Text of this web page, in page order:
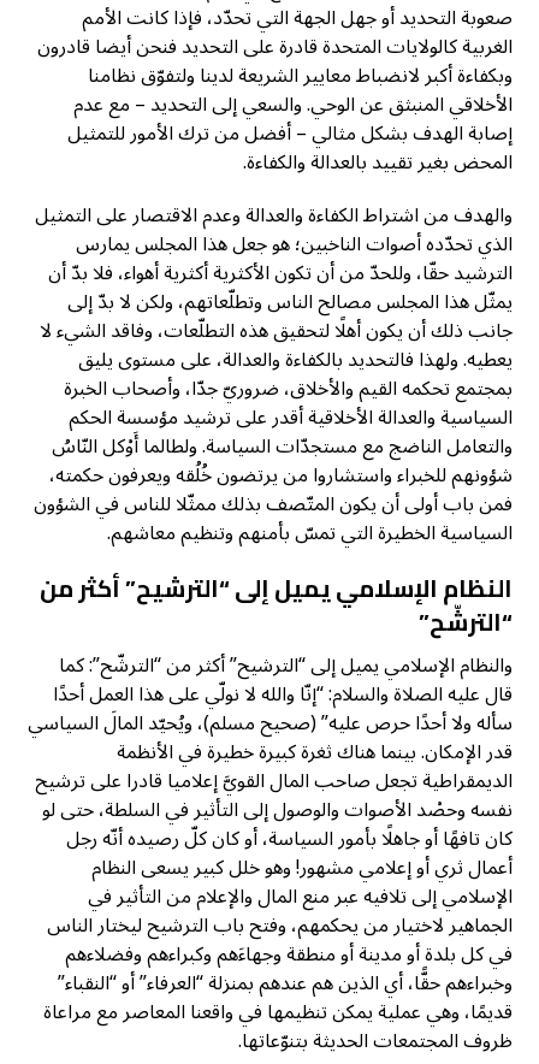
صعوبة التحديد أو جهل الجهة التي تحدّد، فإذا كانت الأمم
الغربية كالولايات المتحدة قادرة على التحديد فنحن أيضا قادرون
وبكفاءة أكبر لانضباط معايير الشريعة لدينا ولتفوّق نظامنا
الأخلاقي المنبثق عن الوحي. والسعي إلى التحديد – مع عدم
إصابة الهدف بشكل مثالي – أفضل من ترك الأمور للتمثيل
المحض بغير تقييد بالعدالة والكفاءة.
والهدف من اشتراط الكفاءة والعدالة وعدم الاقتصار على التمثيل
الذي تحدّده أصوات الناخبين؛ هو جعل هذا المجلس يمارس
الترشيد حقّا، وللحدّ من أن تكون الأكثرية أكثرية أهواء، فلا بدّ أن
يمثّل هذا المجلس مصالح الناس وتطلّعاتهم، ولكن لا بدّ إلى
جانب ذلك أن يكون أهلًا لتحقيق هذه التطلّعات، وفاقد الشيء لا
يعطيه. ولهذا فالتحديد بالكفاءة والعدالة، على مستوى يليق
بمجتمع تحكمه القيم والأخلاق، ضروريّ جدّا، وأصحاب الخبرة
السياسية والعدالة الأخلاقية أقدر على ترشيد مؤسسة الحكم
والتعامل الناضج مع مستجدّات السياسة. ولطالما أَوْكل النّاسُ
شؤونهم للخبراء واستشاروا من يرتضون خُلُقه ويعرفون حكمته،
فمن باب أولى أن يكون المتّصف بذلك ممثّلا للناس في الشؤون
السياسية الخطيرة التي تمسّ بأمنهم وتنظيم معاشهم.
النظام الإسلامي يميل إلى “الترشيح” أكثر من
“الترشّح”
والنظام الإسلامي يميل إلى “الترشيح” أكثر من “الترشّح”: كما
قال عليه الصلاة والسلام: “إنّا والله لا نولّي على هذا العمل أحدًا
سأله ولا أحدًا حرص عليه” (صحيح مسلم)، ويُحيّد المالَ السياسي
قدر الإمكان. بينما هناك ثغرة كبيرة خطيرة في الأنظمة
الديمقراطية تجعل صاحب المال القويَّ إعلاميا قادرا على ترشيح
نفسه وحصْد الأصوات والوصول إلى التأثير في السلطة، حتى لو
كان تافهًا أو جاهلًا بأمور السياسة، أو كان كلّ رصيده أنّه رجل
أعمال ثري أو إعلامي مشهور! وهو خلل كبير يسعى النظام
الإسلامي إلى تلافيه عبر منع المال والإعلام من التأثير في
الجماهير لاختيار من يحكمهم، وفتح باب الترشيح ليختار الناس
في كل بلدة أو مدينة أو منطقة وجهاءَهم وكبراءهم وفضلاءهم
وخبراءهم حقًّا، أي الذين هم عندهم بمنزلة “العرفاء” أو “النقباء”
قديمًا، وهي عملية يمكن تنظيمها في واقعنا المعاصر مع مراعاة
ظروف المجتمعات الحديثة بتنوّعاتها.